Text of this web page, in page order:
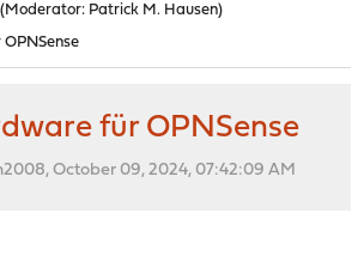
(Moderator: Patrick M. Hausen)
für OPNSense
October 09, 2024, 07:42:09 AM